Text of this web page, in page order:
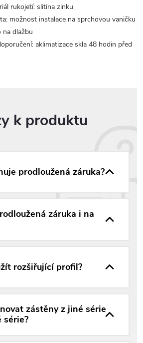
rukojetí: slitina zinku
možnost instalace na sprchovou vaničku
na dlažbu
aklimatizace skla 48 hodin před
k produktu
prodloužená záruka?
záruka i na
rozšiřující profil?
zástěny z jiné série
série?